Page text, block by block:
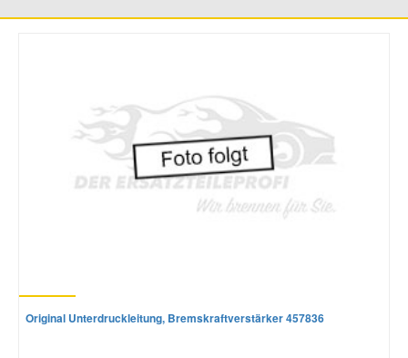
Original Unterdruckleitung, Bremskraftverstärker 457836